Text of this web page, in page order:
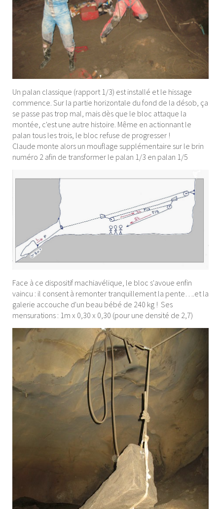
Un palan classique (rapport 1/3) est installé et le hissage
commence. Sur la partie horizontale du fond de la désob, ça
se passe pas trop mal, mais dès que le bloc attaque la
montée, c'est une autre histoire. Même en actionnant le
palan tous les trois, le bloc refuse de progresser !
Claude monte alors un mouflage supplémentaire sur le brin
numéro 2 afin de transformer le palan 1/3 en palan 1/5
Face à ce dispositif machiavélique, le bloc s'avoue enfin
vaincu : il consent à remonter tranquillement la pente….et la
galerie accouche d'un beau bébé de 240 kg ! Ses
mensurations : 1m x 0,30 x 0,30 (pour une densité de 2,7)